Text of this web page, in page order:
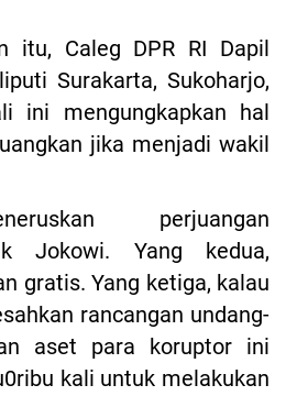
itu, Caleg DPR RI Dapil
Surakarta, Sukoharjo,
ini mengungkapkan hal
jika menjadi wakil
perjuangan
Jokowi. Yang kedua,
gratis. Yang ketiga, kalau
rancangan undang-
aset para koruptor ini
kali untuk melakukan